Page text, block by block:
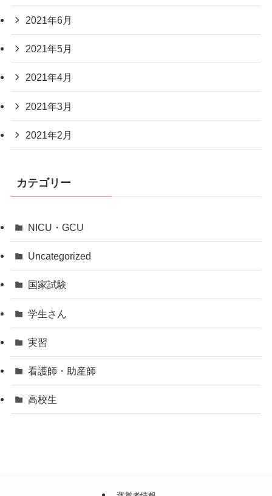
2021年6月
2021年5月
2021年4月
2021年3月
2021年2月
カテゴリー
NICU・GCU
Uncategorized
国家試験
学生さん
実習
看護師・助産師
高校生